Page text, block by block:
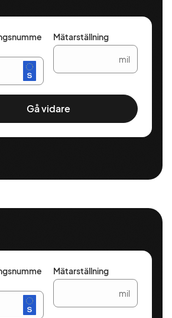
ta
Mätarställning
mil
Gå vidare
Mätarställning
mil